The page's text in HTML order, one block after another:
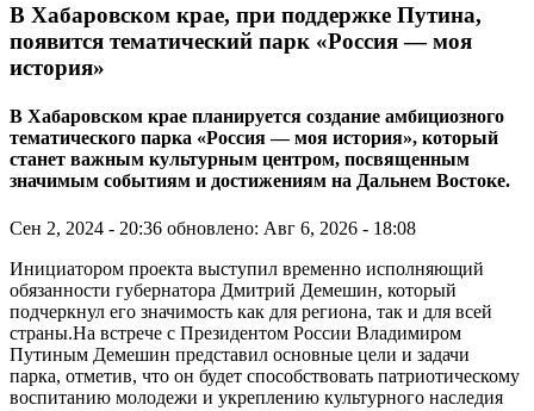
В Хабаровском крае, при поддержке Путина,
появится тематический парк «Россия — моя
история»
В Хабаровском крае планируется создание амбициозного
тематического парка «Россия — моя история», который
станет важным культурным центром, посвященным
значимым событиям и достижениям на Дальнем Востоке.
Сен 2, 2024 - 20:36 обновлено: Авг 6, 2026 - 18:08
Инициатором проекта выступил временно исполняющий
обязанности губернатора Дмитрий Демешин, который
подчеркнул его значимость как для региона, так и для всей
страны.На встрече с Президентом России Владимиром
Путиным Демешин представил основные цели и задачи
парка, отметив, что он будет способствовать патриотическому
воспитанию молодежи и укреплению культурного наследия